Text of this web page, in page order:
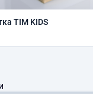
TIM KIDS